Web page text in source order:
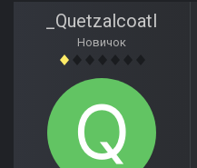
_Quetzalcoatl
Новичок